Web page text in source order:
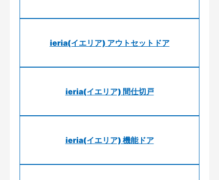
ieria(イエリア) アウトセットドア
ieria(イエリア) 間仕切戸
ieria(イエリア) 機能ドア